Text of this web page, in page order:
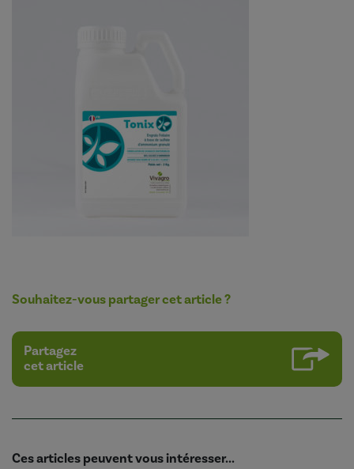
Souhaitez-vous partager cet article ?
Partagez
cet article
Ces articles peuvent vous intéresser...